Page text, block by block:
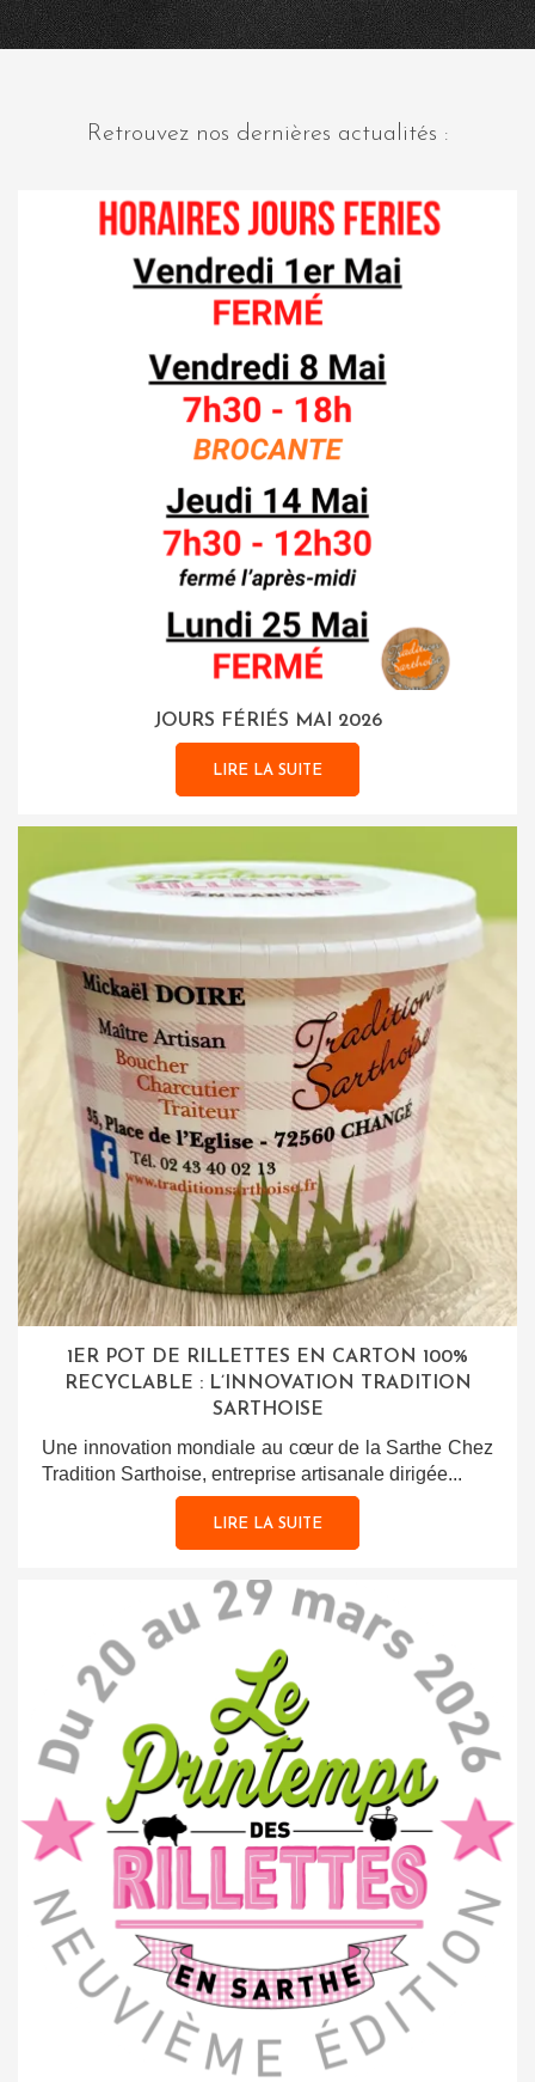
Retrouvez nos dernières actualités :
JOURS FÉRIÉS MAI 2026
LIRE LA SUITE
1ER POT DE RILLETTES EN CARTON 100%
RECYCLABLE : L’INNOVATION TRADITION
SARTHOISE
Une innovation mondiale au cœur de la Sarthe Chez
Tradition Sarthoise, entreprise artisanale dirigée...
LIRE LA SUITE